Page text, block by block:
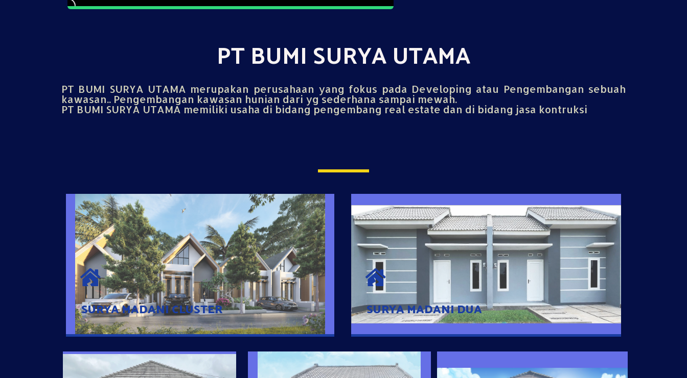
PT BUMI SURYA UTAMA
PT BUMI SURYA UTAMA merupakan perusahaan yang fokus pada Developing atau Pengembangan sebuah
kawasan.. Pengembangan kawasan hunian dari yg sederhana sampai mewah.
PT BUMI SURYA UTAMA memiliki usaha di bidang pengembang real estate dan di bidang jasa kontruksi
SURYA MADANI CLUSTER
SURYA MADANI CLUSTER
Desain Modern Minimalis dengan Konsep Rumah Pintar
Sehingga Memudahkan Penghuni mengakses rumahnya dengan
Ponsel
SURYA MADANI DUA
SURYA MADANI DUA
Satu-satunya Hunian nyaman dengan harga subsidi hanya 100
jutaan dengan lokasi strategis di Tuban